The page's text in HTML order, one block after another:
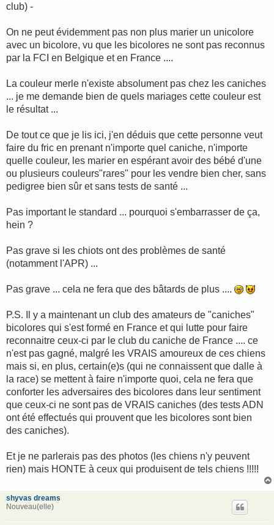
club) -
On ne peut évidemment pas non plus marier un unicolore
avec un bicolore, vu que les bicolores ne sont pas reconnus
par la FCI en Belgique et en France ....
La couleur merle n'existe absolument pas chez les caniches
... je me demande bien de quels mariages cette couleur est
le résultat ...
De tout ce que je lis ici, j'en déduis que cette personne veut
faire du fric en prenant n'importe quel caniche, n'importe
quelle couleur, les marier en espérant avoir des bébé d'une
ou plusieurs couleurs"rares" pour les vendre bien cher, sans
pedigree bien sûr et sans tests de santé ...
Pas important le standard ... pourquoi s'embarrasser de ça,
hein ?
Pas grave si les chiots ont des problèmes de santé
(notamment l'APR) ...
Pas grave ... cela ne fera que des bâtards de plus ....
P.S. Il y a maintenant un club des amateurs de "caniches"
bicolores qui s'est formé en France et qui lutte pour faire
reconnaitre ceux-ci par le club du caniche de France .... ce
n'est pas gagné, malgré les VRAIS amoureux de ces chiens
mais si, en plus, certain(e)s (qui ne connaissent que dalle à
la race) se mettent à faire n'importe quoi, cela ne fera que
conforter les adversaires des bicolores dans leur sentiment
que ceux-ci ne sont pas de VRAIS caniches (des tests ADN
ont été effectués qui prouvent que les bicolores sont bien
des caniches).
Et je ne parlerais pas des photos (les chiens n'y peuvent
rien) mais HONTE à ceux qui produisent de tels chiens !!!!!
shyvas dreams
Nouveau(elle)